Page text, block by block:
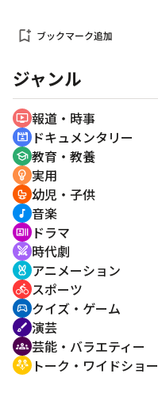
bookmark_add ブックマーク追加
ジャンル
ondemand_video 報道・時事
cinematic_blur ドキュメンタリー
school 教育・教養
emoji_objects 実用
crib 幼児・子供
music_note 音楽
recent_actors ドラマ
swords 時代劇
cruelty_free アニメーション
directions_bike スポーツ
sports_esports クイズ・ゲーム
brush 演芸
groups 芸能・バラエティー
adaptive_audio_mic トーク・ワイドショー